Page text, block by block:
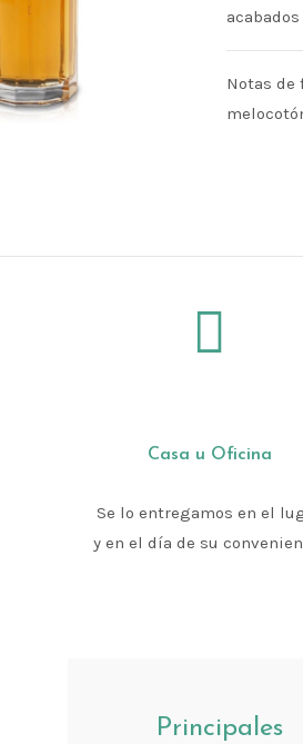
Notas de
Casa u Oficina
Se lo entregamos en el
y en el día de su
Principales